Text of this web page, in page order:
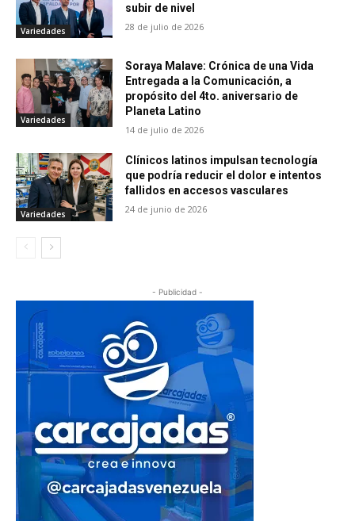
Variedades
subir de nivel
28 de julio de 2026
Variedades
Soraya Malave: Crónica de una Vida
Entregada a la Comunicación, a
propósito del 4to. aniversario de
Planeta Latino
14 de julio de 2026
Variedades
Clínicos latinos impulsan tecnología
que podría reducir el dolor e intentos
fallidos en accesos vasculares
24 de junio de 2026
- Publicidad -